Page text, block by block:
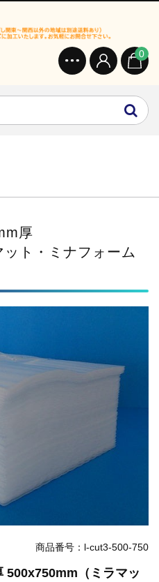
0
した。...
した。...
厚
ト・ミナフォーム
商品番号：l-cut3-500-750
500x750mm（ミラマッ